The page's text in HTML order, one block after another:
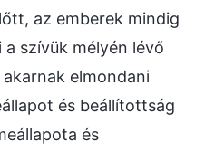
az emberek mindig
szívük mélyén lévő
elmondani
és beállítottság
és